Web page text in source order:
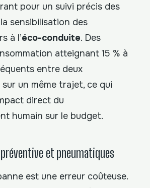
pour un suivi précis des
sensibilisation des
à l’éco-conduite. Des
atteignant 15 % à
entre deux
un même trajet, ce qui
direct du
humain sur le budget.
et pneumatiques
est une erreur coûteuse.